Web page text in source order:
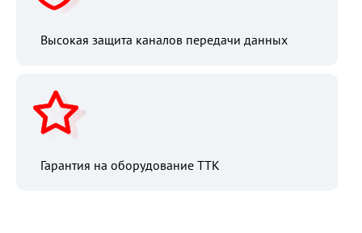
Высокая защита каналов передачи данных
Гарантия на оборудование ТТК